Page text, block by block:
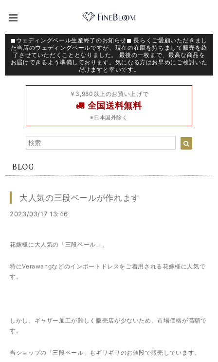
◼︎ウェディングベール生産終了のお知らせ◼︎ 長らくご愛顧いただきまし
た当店のウェディングベールですが、現在の在庫を持ちまして販売を終
了させていただくこととなりました。 最後の一枚まで、最高な商品を
お届けできるよう準備しております。気になる方はお早めにご検討いた
だけますと幸いです。
￥3,980以上のお買い上げで
全国送料無料
※日本国外除く
BLOG
大人気の三段ベールが作れます
2023/03/17 13:46
花嫁様に大人気の「三段ベール」。
特にVerawangなどのインポートドレスをご着用される花嫁様に人気で
す。
しかし、ギャザー加工が難しく販売店が少ないため、市場価格が高額で
す。
当ショップの「三段ベール」もギリギリのお値段で販売しています。